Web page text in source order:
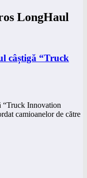
LongHaul
câștigă “Truck
“Truck Innovation
camioanelor de către